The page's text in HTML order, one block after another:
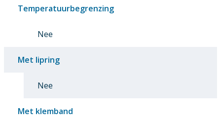
Temperatuurbegrenzing
Nee
Met lipring
Nee
Met klemband